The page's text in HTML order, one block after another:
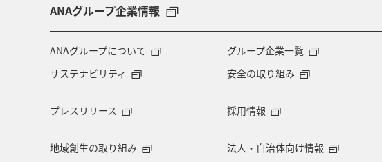
ANAグループ企業情報
ANAグループについて グループ企業一覧
サステナビリティ
安全の取り組み
プレスリリース
採用情報
地域創生の取り組み 法人・自治体向け情報